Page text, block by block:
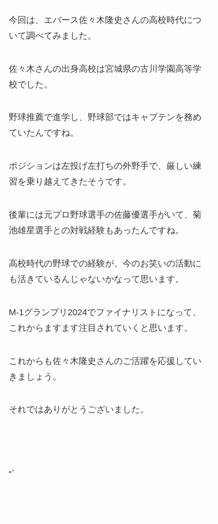
今回は、エバース佐々木隆史さんの高校時代につ
いて調べてみました。
佐々木さんの出身高校は宮城県の古川学園高等学
校でした。
野球推薦で進学し、野球部ではキャプテンを務め
ていたんですね。
ポジションは左投げ左打ちの外野手で、厳しい練
習を乗り越えてきたそうです。
後輩には元プロ野球選手の佐藤優選手がいて、菊
池雄星選手との対戦経験もあったんですね。
高校時代の野球での経験が、今のお笑いの活動に
も活きているんじゃないかなって思います。
M-1グランプリ2024でファイナリストになって、
これからますます注目されていくと思います。
これからも佐々木隆史さんのご活躍を応援してい
きましょう。
それではありがとうございました。
“`